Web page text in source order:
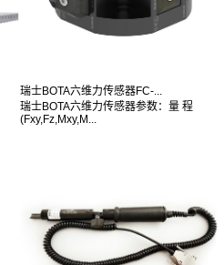
瑞士BOTA六维力传感器FC-...
瑞士BOTA六维力传感器参数：量 程
(Fxy,Fz,Mxy,M...